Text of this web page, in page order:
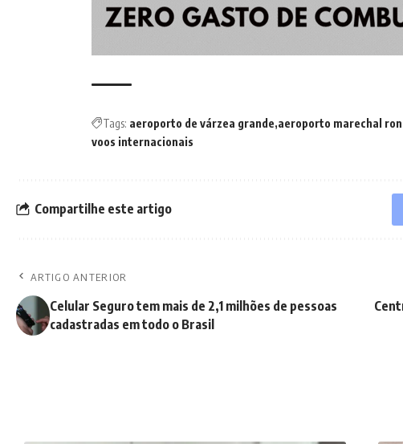
Tags: aeroporto de várzea grande aeroporto marechal
voos internacionais
Compartilhe este artigo
ARTIGO ANTERIOR
Celular Seguro tem mais de 2,1 milhões de pessoas
cadastradas em todo o Brasil